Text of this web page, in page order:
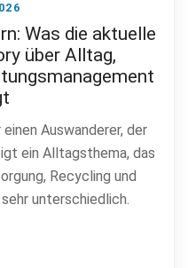
Was die aktuelle
über Alltag,
Auswanderer, der
ein Alltagsthema, das
Recycling und
unterschiedlich.